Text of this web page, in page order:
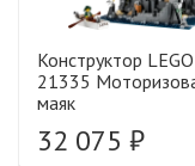
Конструктор
21335
маяк
32 075 ₽